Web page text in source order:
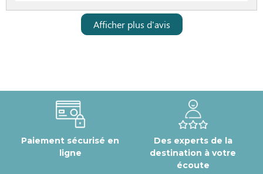
Afficher plus d'avis
Paiement sécurisé en
ligne
Des experts de la
destination à votre
écoute